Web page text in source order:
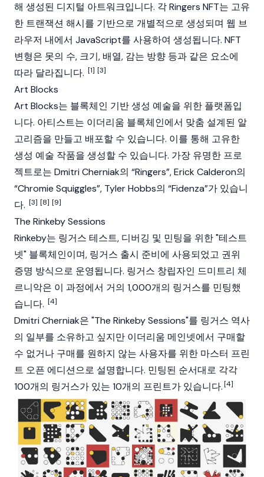
해 생성된 디지털 아트워크입니다. 각 Ringers NFT는 고유
한 트랜잭션 해시를 기반으로 개별적으로 생성되며 웹 브
라우저 내에서 JavaScript를 사용하여 생성됩니다. NFT
변형은 못의 수, 크기, 배열, 감는 방향 등과 같은 요소에
따라 달라집니다. [1] [3]
Art Blocks
Art Blocks는 블록체인 기반 생성 예술을 위한 플랫폼입
니다. 아티스트는 이더리움 블록체인에서 맞춤 설계된 알
고리즘을 만들고 배포할 수 있습니다. 이를 통해 고유한
생성 예술 작품을 생성할 수 있습니다. 가장 유명한 프로
젝트로는 Dmitri Cherniak의 “Ringers”, Erick Calderon의
“Chromie Squiggles”, Tyler Hobbs의 “Fidenza”가 있습니
다. [3] [8] [9]
The Rinkeby Sessions
Rinkeby는 링거스 테스트, 디버깅 및 민팅을 위한 "테스트
넷" 블록체인이며, 링거스 출시 준비에 사용되었고 권위
증명 방식으로 운영됩니다. 링거스 창립자인 드미트리 체
르니악은 이 과정에서 거의 1,000개의 링거스를 민팅했
습니다. [4]
Dmitri Cherniak은 "The Rinkeby Sessions"를 링거스 역사
의 일부를 소유하고 싶지만 이더리움 메인넷에서 구매할
수 없거나 구매를 원하지 않는 사용자를 위한 마스터 프린
트 오픈 에디션으로 설명합니다. 민팅된 순서대로 각각
100개의 링거스가 있는 10개의 프린트가 있습니다.[4]